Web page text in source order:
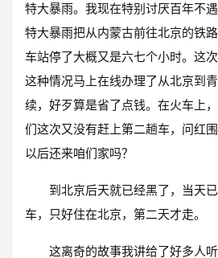
特大暴雨。我现在特别讨厌百年不
特大暴雨把从内蒙古前往北京的铁
车站停了大概又是六七个小时。这
这种情况马上在线办理了从北京到
续，好歹算是省了点钱。在火车上
们这次又没有赶上第二趟车，问红
以后还来咱们家吗？
到北京后天就已经黑了，当天
车，只好住在北京，第二天才走。
这离奇的故事我讲给了好多人